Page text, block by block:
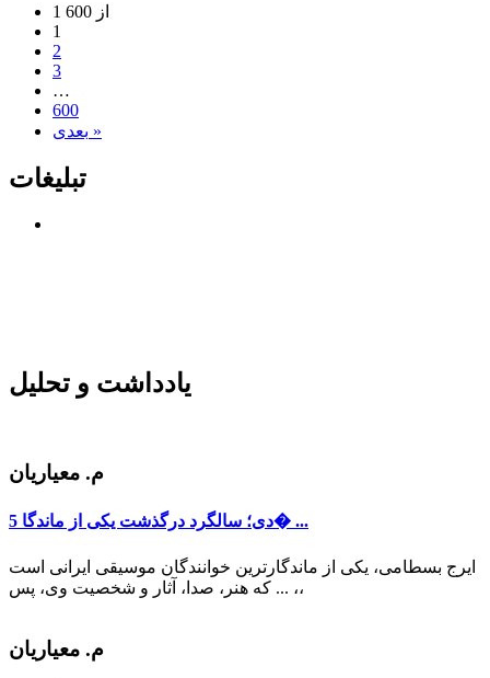
1 از 600
1
2
3
…
600
بعدی »
تبلیغات
یادداشت و تحلیل
م. معیاریان
5 دی؛ سالگرد درگذشت یکی از ماندگا� ...
ایرج بسطامی، یکی از ماندگارترین خوانندگان موسیقی ایرانی است
که هنر، صدا، آثار و شخصیت وی، پس ... ،،
م. معیاریان